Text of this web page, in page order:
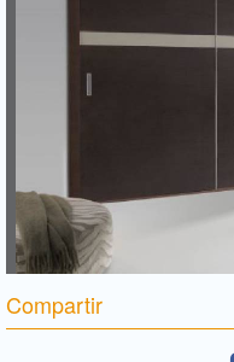
Compartir